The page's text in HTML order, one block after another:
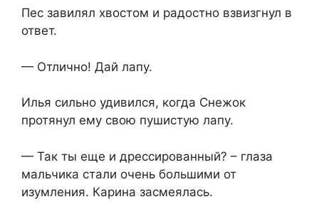
Пес завилял хвостом и радостно взвизгнул в
ответ.
— Отлично! Дай лапу.
Илья сильно удивился, когда Снежок
протянул ему свою пушистую лапу.
— Так ты еще и дрессированный? – глаза
мальчика стали очень большими от
изумления. Карина засмеялась.